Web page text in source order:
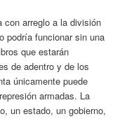
arreglo a la división
podría funcionar sin una
que estarán
de adentro y de los
únicamente puede
armadas. La
un estado, un gobierno,